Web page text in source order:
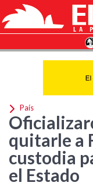
País
quitarle a
custodia
el Estado